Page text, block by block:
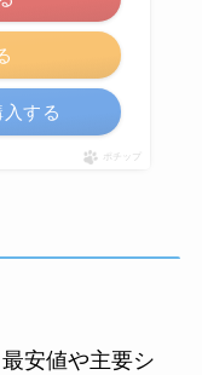
する
ポチップ
安値や主要シ